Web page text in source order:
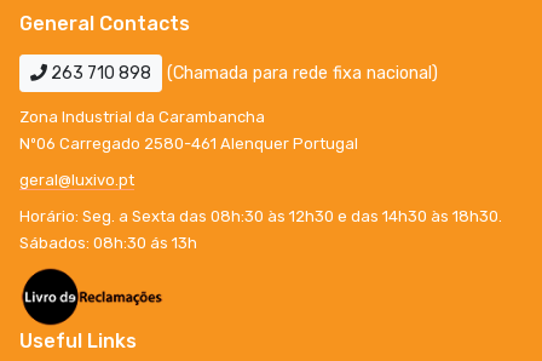
General Contacts
263 710 898 (Chamada para rede fixa nacional)
Zona Industrial da Carambancha
Nº06 Carregado 2580-461 Alenquer Portugal
geral@luxivo.pt
Horário: Seg. a Sexta das 08h:30 às 12h30 e das 14h30 às 18h30.
Sábados: 08h:30 ás 13h
Useful Links